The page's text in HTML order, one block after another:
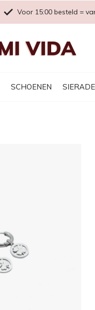
SCHOENEN
Voor 15:00 besteld =